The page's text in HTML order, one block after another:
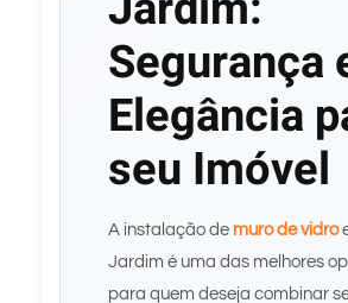
Segurança
Elegância
seu Imóvel
A instalação de muro de vidro
Jardim é uma das melhores
para quem deseja combinar